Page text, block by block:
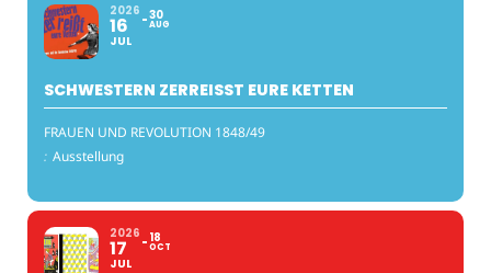
2026
16
JUL
30
AUG
SCHWESTERN ZERREISST EURE KETTEN
FRAUEN UND REVOLUTION 1848/49
: Ausstellung
2026
17
JUL
18
OCT